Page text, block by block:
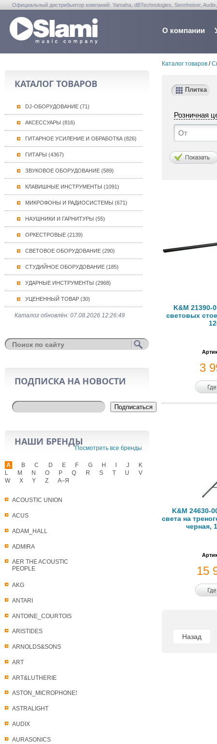
Официальный дистрибьютор компаний: Yamaha, dBTechnologies, Sennheiser,
О компании
КАТАЛОГ ТОВАРОВ
DJ-ОБОРУДОВАНИЕ (71)
АКСЕССУАРЫ (816)
ГИТАРНОЕ УСИЛЕНИЕ И ОБРАБОТКА (826)
ГИТАРЫ (4367)
ЗВУКОВОЕ ОБОРУДОВАНИЕ (589)
КЛАВИШНЫЕ ИНСТРУМЕНТЫ (1091)
МИКРОФОНЫ И РАДИОСИСТЕМЫ (671)
НАУШНИКИ И ГАРНИТУРЫ (55)
ОРКЕСТРОВЫЕ (2139)
СВЕТОВОЕ ОБОРУДОВАНИЕ (290)
СТУДИЙНОЕ ОБОРУДОВАНИЕ (185)
УДАРНЫЕ ИНСТРУМЕНТЫ (2968)
УЦЕНЕННЫЙ ТОВАР (30)
Каталог обновлён: 07.08.2026 12:26:49
ПОДПИСКА НА НОВОСТИ
Подписаться
НАШИ БРЕНДЫ
Посмотреть все бренды
A
ACOUSTIC UNION
ACUS
ADAM_HALL
ADMIRA
AER THE ACOUSTIC
PEOPLE
AKG
ANTARI
ANTOINE_COURTOIS
ARISTIDES
ARNOLDS&SONS
ART
ART&LUTHERIE
ASTON_MICROPHONES
ASTRALIGHT
AUDIX
AURASONICS
B C D E F G H J
K
L
M N O P Q R S T U
V
W
X Y Z А–Я
Каталог товаров/
Плитка
Розничная
K&M 21390-
световых
3
K&M 24630-
света на
черная,
15
Назад